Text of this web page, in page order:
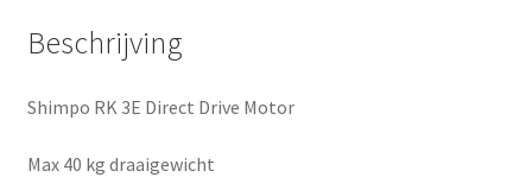
Beschrijving
Shimpo RK 3E Direct Drive Motor
Max 40 kg draaigewicht